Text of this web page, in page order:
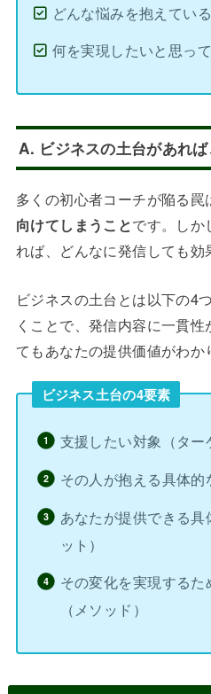
どんな悩みを抱えてい
何を実現したいと思っ
A. ビジネスの土台があれ
多くの初心者コーチが陥る罠
向けてしまうことです。しか
れば、どんなに発信しても効
ビジネスの土台とは以下の4
くことで、発信内容に一貫
てもあなたの提供価値がわか
ビジネス土台の4要素
支援したい対象（ター
その人が抱える具体的
あなたが提供できる
ット）
その変化を実現する
（メソッド）